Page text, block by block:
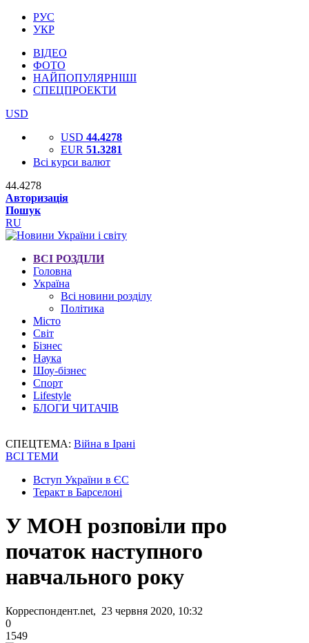
РУС
УКР
ВІДЕО
ФОТО
НАЙПОПУЛЯРНІШІ
СПЕЦПРОЕКТИ
USD
USD 44.4278
EUR 51.3281
Всі курси валют
44.4278
Авторизація
Пошук
RU
ВСІ РОЗДІЛИ
Головна
Україна
Всі новини розділу
Політика
Місто
Світ
Бізнес
Наука
Шоу-бізнес
Спорт
Lifestyle
БЛОГИ ЧИТАЧІВ
СПЕЦТЕМА: Війна в Ірані
ВСІ ТЕМИ
Вступ України в ЄС
Теракт в Барселоні
У МОН розповіли про
початок наступного
навчального року
Корреспондент.net, 23 червня 2020, 10:32
0
1549